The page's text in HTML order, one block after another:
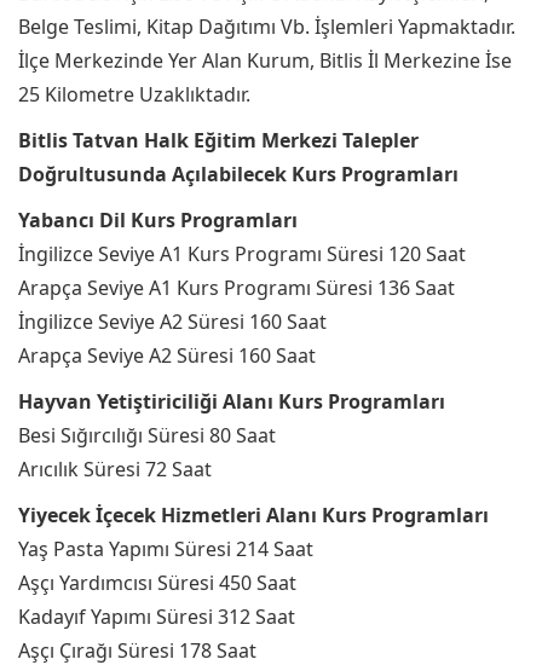
Belge Teslimi, Kitap Dağıtımı Vb. İşlemleri Yapmaktadır.
İlçe Merkezinde Yer Alan Kurum, Bitlis İl Merkezine İse
25 Kilometre Uzaklıktadır.
Bitlis Tatvan Halk Eğitim Merkezi Talepler
Doğrultusunda Açılabilecek Kurs Programları
Yabancı Dil Kurs Programları
İngilizce Seviye A1 Kurs Programı Süresi 120 Saat
Arapça Seviye A1 Kurs Programı Süresi 136 Saat
İngilizce Seviye A2 Süresi 160 Saat
Arapça Seviye A2 Süresi 160 Saat
Hayvan Yetiştiriciliği Alanı Kurs Programları
Besi Sığırcılığı Süresi 80 Saat
Arıcılık Süresi 72 Saat
Yiyecek İçecek Hizmetleri Alanı Kurs Programları
Yaş Pasta Yapımı Süresi 214 Saat
Aşçı Yardımcısı Süresi 450 Saat
Kadayıf Yapımı Süresi 312 Saat
Aşçı Çırağı Süresi 178 Saat